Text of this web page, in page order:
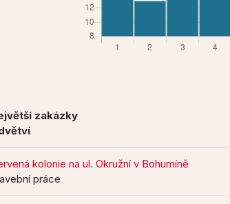
zakázky
kolonie na ul. Okružní v Bohumíně
práce